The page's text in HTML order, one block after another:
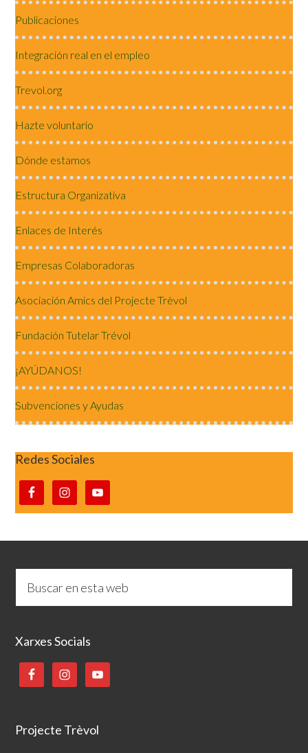
Publicaciones
Integración real en el empleo
Trevol.org
Hazte voluntario
Dónde estamos
Estructura Organizativa
Enlaces de Interés
Empresas Colaboradoras
Asociación Amics del Projecte Trèvol
Fundación Tutelar Trévol
¡AYÚDANOS!
Subvenciones y Ayudas
Redes Sociales
Xarxes Socials
Projecte Trèvol